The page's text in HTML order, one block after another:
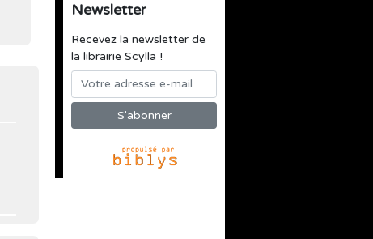
Newsletter
Recevez la newsletter de
la librairie Scylla !